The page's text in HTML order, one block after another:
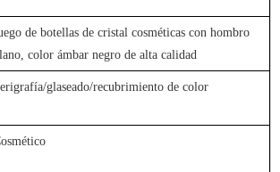
de botellas de cristal cosméticas con hombro
color ámbar negro de alta calidad
glaseado/recubrimiento de color